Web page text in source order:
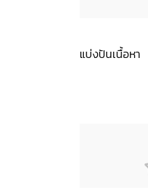
แบ่งปันเนื้อหา